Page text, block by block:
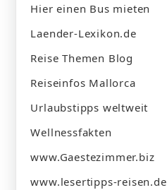
Hier einen Bus mieten
Laender-Lexikon.de
Reise Themen Blog
Reiseinfos Mallorca
Urlaubstipps weltweit
Wellnessfakten
www.Gaestezimmer.biz
www.lesertipps-reisen.de